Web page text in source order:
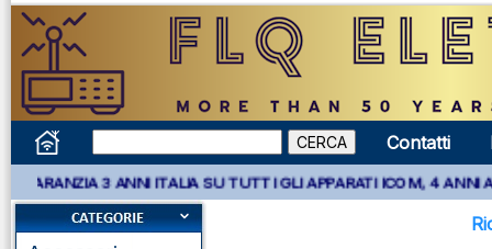
Contatti
GARANZIA 3 ANNI ITALIA SU TUTTI GLI APPARATI ICOM, 4 ANNI